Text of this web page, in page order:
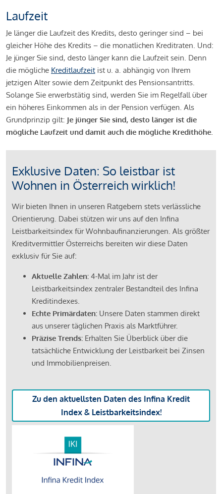
Laufzeit
Je länger die Laufzeit des Kredits, desto geringer sind – bei
gleicher Höhe des Kredits – die monatlichen Kreditraten. Und:
Je jünger Sie sind, desto länger kann die Laufzeit sein. Denn
die mögliche Kreditlaufzeit ist u. a. abhängig von Ihrem
jetzigen Alter sowie dem Zeitpunkt des Pensionsantritts.
Solange Sie erwerbstätig sind, werden Sie im Regelfall über
ein höheres Einkommen als in der Pension verfügen. Als
Grundprinzip gilt: Je jünger Sie sind, desto länger ist die
mögliche Laufzeit und damit auch die mögliche Kredithöhe.
Exklusive Daten: So leistbar ist
Wohnen in Österreich wirklich!
Wir bieten Ihnen in unseren Ratgebern stets verlässliche
Orientierung. Dabei stützen wir uns auf den Infina
Leistbarkeitsindex für Wohnbaufinanzierungen. Als größter
Kreditvermittler Österreichs bereiten wir diese Daten
exklusiv für Sie auf:
Aktuelle Zahlen: 4-Mal im Jahr ist der
Leistbarkeitsindex zentraler Bestandteil des Infina
Kreditindexes.
Echte Primärdaten: Unsere Daten stammen direkt
aus unserer täglichen Praxis als Marktführer.
Präzise Trends: Erhalten Sie Überblick über die
tatsächliche Entwicklung der Leistbarkeit bei Zinsen
und Immobilienpreisen.
Zu den aktuellsten Daten des Infina Kredit
Index & Leistbarkeitsindex!